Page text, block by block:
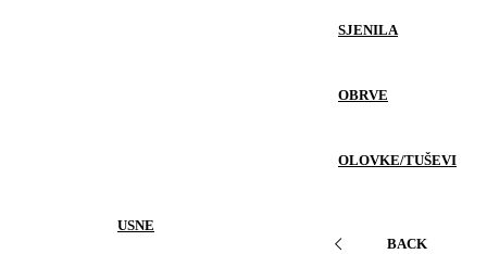
SJENILA
OBRVE
OLOVKE/TUŠEVI
USNE
BACK